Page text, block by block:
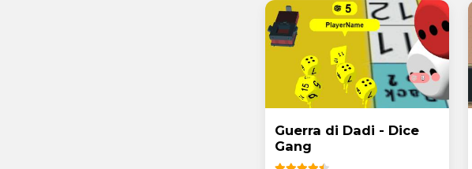
Guerra di Dadi - Dice
Gang